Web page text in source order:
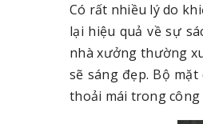
Có rất nhiều lý do
lại hiệu quả về sự
nhà xưởng thường
sẽ sáng đẹp. Bộ
thoải mái trong công